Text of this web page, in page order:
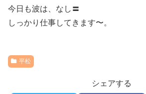
今日も波は、なし〓
しっかり仕事してきます〜。
平松
シェアする